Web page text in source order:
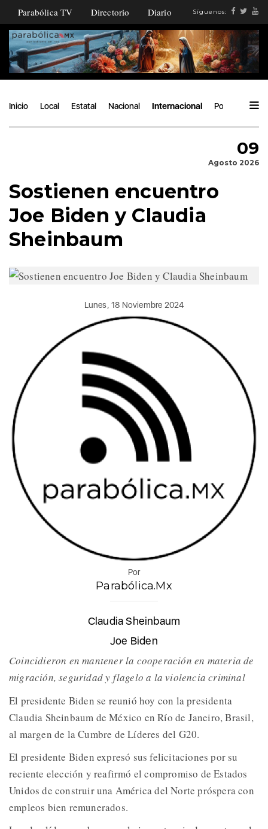
Parabólica TV Directorio Diario Síguenos:
Inicio Local Estatal Nacional Internacional Política
09
Agosto 2026
Sostienen encuentro
Joe Biden y Claudia
Sheinbaum
Lunes, 18 Noviembre 2024
Por
Parabólica.Mx
Claudia Sheinbaum
Joe Biden
Coincidieron en mantener la cooperación en materia de
migración, seguridad y flagelo a la violencia criminal
El presidente Biden se reunió hoy con la presidenta
Claudia Sheinbaum de México en Río de Janeiro, Brasil,
al margen de la Cumbre de Líderes del G20.
El presidente Biden expresó sus felicitaciones por su
reciente elección y reafirmó el compromiso de Estados
Unidos de construir una América del Norte próspera con
empleos bien remunerados.